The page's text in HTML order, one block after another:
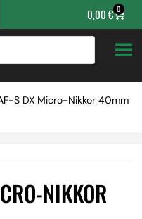
0,00€ 0
S DX Micro-Nikkor 40mm
NIKKOR